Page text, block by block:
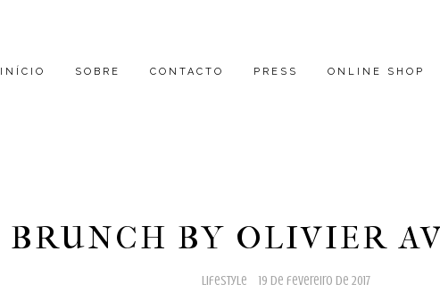
INÍCIO SOBRE CONTACTO PRESS ONLINE SHOP
BRUNCH BY OLIVIER
lifestyle 19 de fevereiro de 2017